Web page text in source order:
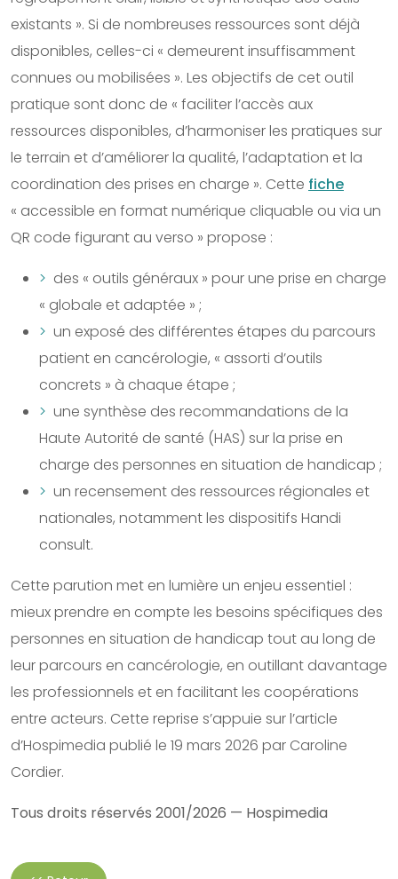
existants ». Si de nombreuses ressources sont déjà
disponibles, celles-ci « demeurent insuffisamment
connues ou mobilisées ». Les objectifs de cet outil
pratique sont donc de « faciliter l’accès aux
ressources disponibles, d’harmoniser les pratiques sur
le terrain et d’améliorer la qualité, l’adaptation et la
coordination des prises en charge ». Cette fiche
« accessible en format numérique cliquable ou via un
QR code figurant au verso » propose :
des « outils généraux » pour une prise en charge
« globale et adaptée » ;
un exposé des différentes étapes du parcours
patient en cancérologie, « assorti d’outils
concrets » à chaque étape ;
une synthèse des recommandations de la
Haute Autorité de santé (HAS) sur la prise en
charge des personnes en situation de handicap ;
un recensement des ressources régionales et
nationales, notamment les dispositifs Handi
consult.
Cette parution met en lumière un enjeu essentiel :
mieux prendre en compte les besoins spécifiques des
personnes en situation de handicap tout au long de
leur parcours en cancérologie, en outillant davantage
les professionnels et en facilitant les coopérations
entre acteurs. Cette reprise s’appuie sur l’article
d’Hospimedia publié le 19 mars 2026 par Caroline
Cordier.
Tous droits réservés 2001/2026 — Hospimedia